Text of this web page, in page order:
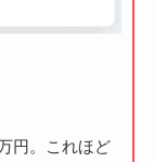
円。これほど